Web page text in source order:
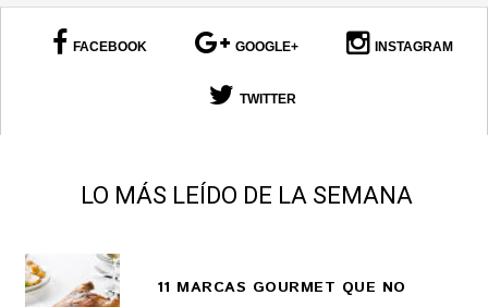
FACEBOOK GOOGLE+ INSTAGRAM
TWITTER
LO MÁS LEÍDO DE LA SEMANA
11 MARCAS GOURMET QUE NO